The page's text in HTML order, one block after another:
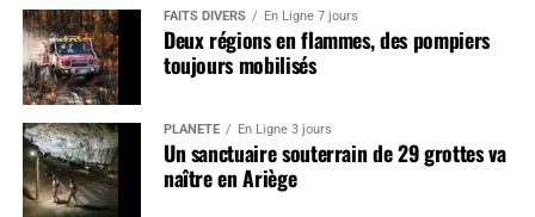
FAITS DIVERS En Ligne 7 jours
Deux régions en flammes, des pompiers
toujours mobilisés
PLANÈTE En Ligne 3 jours
Un sanctuaire souterrain de 29 grottes va
naître en Ariège